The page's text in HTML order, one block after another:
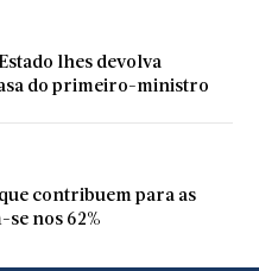
lhes devolva
do primeiro-ministro
contribuem para as
nos 62%